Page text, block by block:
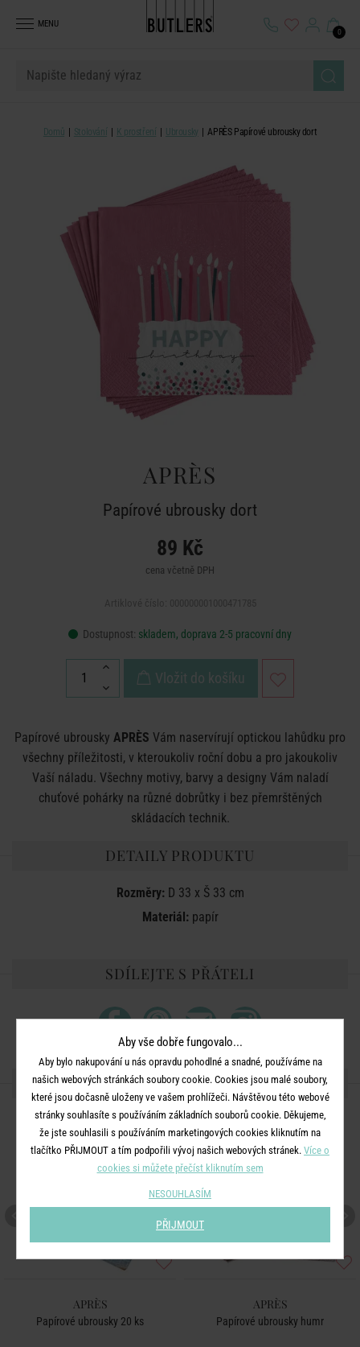
MENU
0
Domů Stolování K prostření Ubrousky APRÈS Papírové ubrousky dort
APRÈS
Papírové ubrousky dort
89 Kč
cena včetně DPH
Dostupnost: skladem, doprava 2-5 pracovní dny
Vložit do košíku
Papírové ubrousky APRÈS Vám naservírují optickou lahůdku pro
všechny příležitosti, v kteroukoliv roční dobu a pro jakoukoliv
Vaší náladu. Všechny motivy, barvy a designy Vám naladí
chuťové pohárky na různé dobrůtky i bez přemrštěných
skládacích technik.
DETAILY PRODUKTU
Rozměry:D 33 x Š 33 cm
Materiál:papír
SDÍLEJTE S PŘÁTELI
DALŠÍ PRODUKTY ZE SÉRIE
APRÈS
Papírové ubrousky 20 ks
APRÈS
Papírové ubrousky humr
Aby vše dobře fungovalo...
Aby bylo nakupování u nás opravdu pohodlné a snadné, používáme na
našich webových stránkách soubory cookie. Cookies jsou malé soubory,
které jsou dočasně uloženy ve vašem prohlížeči. Návštěvou této webové
stránky souhlasíte s používáním základních souborů cookie. Děkujeme,
že jste souhlasili s používáním marketingových cookies kliknutím na
tlačítko PŘIJMOUT a tím podpořili vývoj našich webových stránek. Více o
cookies si můžete přečíst kliknutím sem
NESOUHLASÍM
PŘIJMOUT